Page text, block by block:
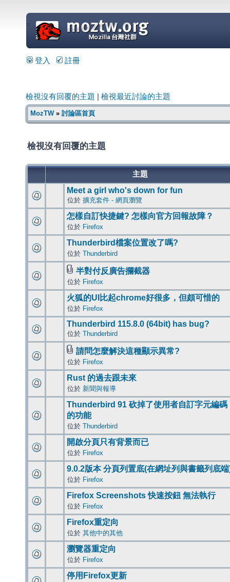
=
登入 註冊
檢視沒有回覆的主題 檢視最近討論的主題
MozTW» 討論區首頁
檢視沒有回覆的主題
主題
Meet a girl who's down for fun
位於 擴充套件 - 網頁瀏覽
怎樣自訂快捷鍵? 怎樣向官方回報故障？
位於 Firefox
Thunderbird檔案位置改了嗎?
位於 Thunderbird
半對付反廣告攔截器
位於 Firefox
火狐的UI比起chrome好很多，但頗可惜的
位於 Firefox
Thunderbird 115.8.0 (64bit) has bug?
位於 Thunderbird
請問怎麼解決這種顯示異常?
位於 Firefox
Rust 的過去跟未來
位於 新聞與報導
Thunderbird 91 砍掉了使用者自訂字元編碼
的功能
位於 Thunderbird
開啟分頁只有背景而已
位於 Firefox
9.0.2版本 分頁列置底(在網址列與書籤列底
位於 Firefox
Firefox Screenshots 快速按鈕 無法執行
位於 Firefox
Firefox重定向
位於 其他中的其他
瀏覽器重定向
位於 Firefox
停用Firefox更新